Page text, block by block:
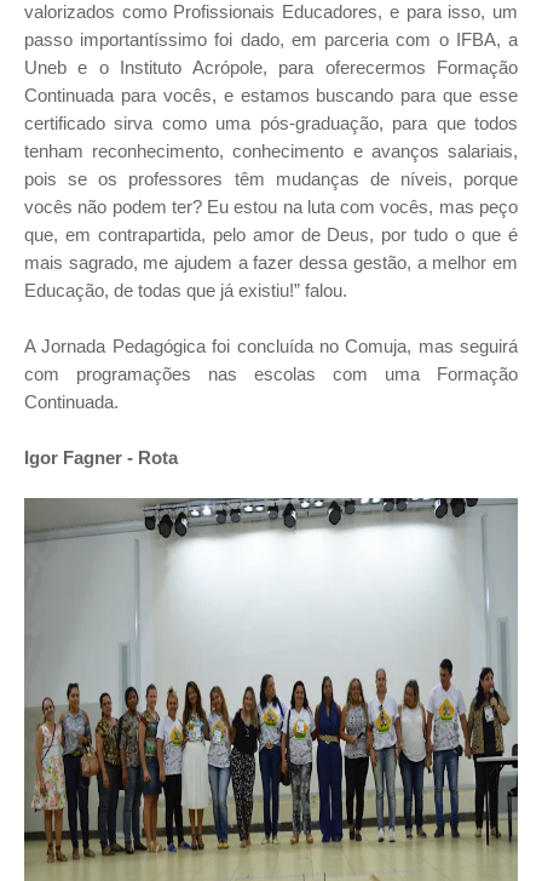
valorizados como Profissionais Educadores, e para isso, um
passo importantíssimo foi dado, em parceria com o IFBA, a
Uneb e o Instituto Acrópole, para oferecermos Formação
Continuada para vocês, e estamos buscando para que esse
certificado sirva como uma pós-graduação, para que todos
tenham reconhecimento, conhecimento e avanços salariais,
pois se os professores têm mudanças de níveis, porque
vocês não podem ter? Eu estou na luta com vocês, mas peço
que, em contrapartida, pelo amor de Deus, por tudo o que é
mais sagrado, me ajudem a fazer dessa gestão, a melhor em
Educação, de todas que já existiu!” falou.
A Jornada Pedagógica foi concluída no Comuja, mas seguirá
com programações nas escolas com uma Formação
Continuada.
Igor Fagner - Rota